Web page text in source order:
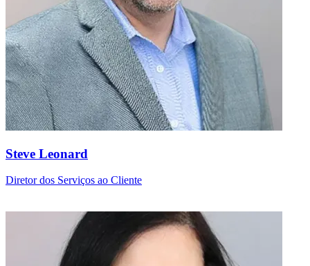
Steve Leonard
Diretor dos Serviços ao Cliente